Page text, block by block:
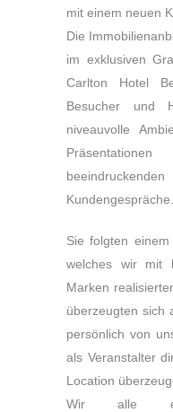
mit einem neuen
Die
im exklusiven
Carlton Hotel
Besucher und
niveauvolle
Kundengespräche.
Sie folgten einem
welches wir mit
Marken
überzeugten sich
persönlich von
als Veranstalter
Location
Wir alle